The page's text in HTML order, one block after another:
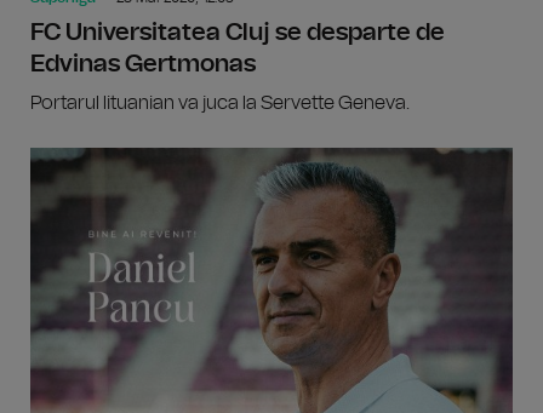
FC Universitatea Cluj se desparte de
Edvinas Gertmonas
Portarul lituanian va juca la Servette Geneva.